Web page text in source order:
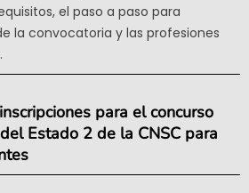
el paso a paso para
la convocatoria y las profesiones
para el concurso
Estado 2 de la CNSC para